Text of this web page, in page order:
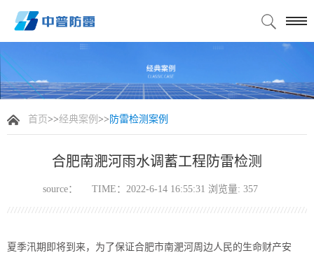
首页>>经典案例 >> 防雷检测案例
合肥南淝河雨水调蓄工程防雷检测
source： TIME：2022-6-14 16:55:31 浏览量: 357
夏季汛期即将到来，为了保证合肥市南淝河周边人民的生命财产安